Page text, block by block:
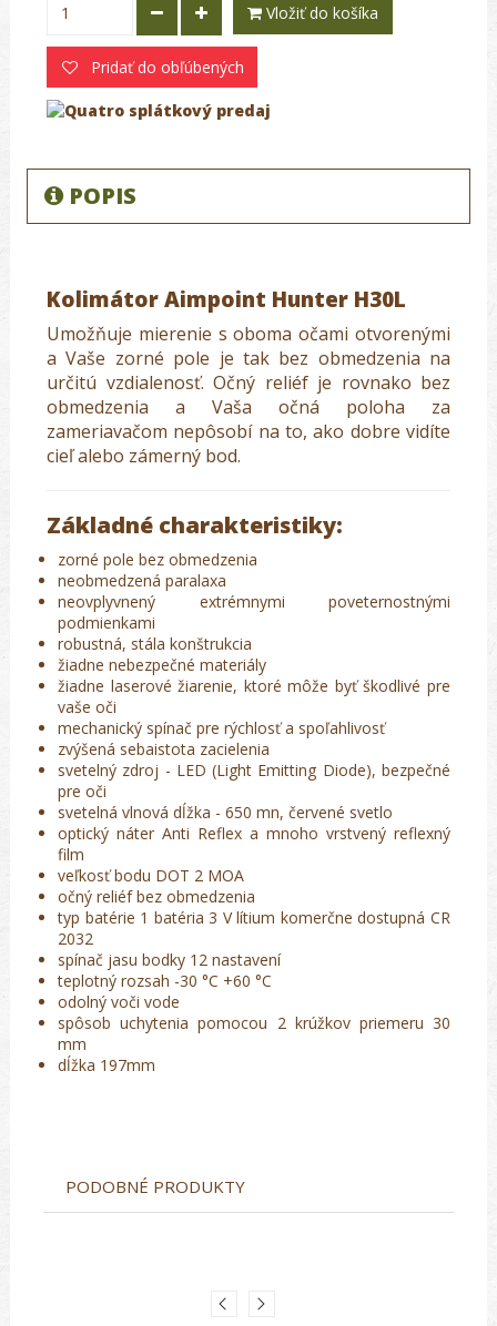
Vložiť do košíka
Pridať do obľúbených
POPIS
Kolimátor Aimpoint Hunter H30L
Umožňuje mierenie s oboma očami otvorenými
a Vaše zorné pole je tak bez obmedzenia na
určitú vzdialenosť. Očný reliéf je rovnako bez
obmedzenia a Vaša očná poloha za
zameriavačom nepôsobí na to, ako dobre vidíte
cieľ alebo zámerný bod.
Základné charakteristiky:
zorné pole bez obmedzenia
neobmedzená paralaxa
neovplyvnený extrémnymi poveternostnými
podmienkami
robustná, stála konštrukcia
žiadne nebezpečné materiály
žiadne laserové žiarenie, ktoré môže byť škodlivé pre
vaše oči
mechanický spínač pre rýchlosť a spoľahlivosť
zvýšená sebaistota zacielenia
svetelný zdroj - LED (Light Emitting Diode), bezpečné
pre oči
svetelná vlnová dĺžka - 650 mn, červené svetlo
optický náter Anti Reflex a mnoho vrstvený reflexný
film
veľkosť bodu DOT 2 MOA
očný reliéf bez obmedzenia
typ batérie 1 batéria 3 V lítium komerčne dostupná CR
2032
spínač jasu bodky 12 nastavení
teplotný rozsah -30 °C +60 °C
odolný voči vode
spôsob uchytenia pomocou 2 krúžkov priemeru 30
mm
dĺžka 197mm
PODOBNÉ PRODUKTY